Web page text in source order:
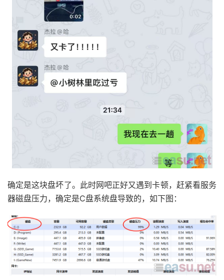
确定是这块盘坏了。此时网吧正好又遇到卡顿，赶紧看服务
器磁盘压力，确定是C盘系统盘导致的，如下图：